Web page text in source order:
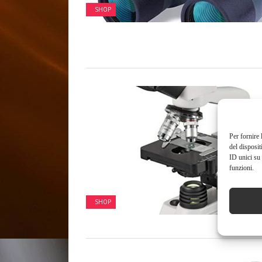
Per fornire
del
ID unici su
funzioni.
SHOP
SHOP